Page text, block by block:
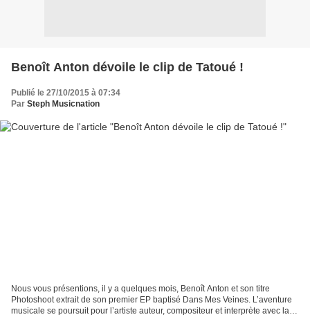
Benoît Anton dévoile le clip de Tatoué !
Publié le 27/10/2015 à 07:34
Par Steph Musicnation
Nous vous présentions, il y a quelques mois, Benoît Anton et son titre
Photoshoot extrait de son premier EP baptisé Dans Mes Veines. L’aventure
musicale se poursuit pour l’artiste auteur, compositeur et interprète avec la